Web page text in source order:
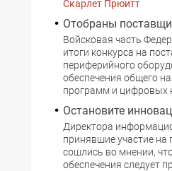
Скарлет Прюитт
Отобраны
Войсковая часть
итоги конкурса на
периферийного
обеспечения общего
программ и цифровых
Остановите
Директора
принявшие участие
сошлись во мнении,
обеспечения следует